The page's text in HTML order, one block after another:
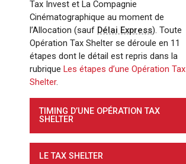
Tax Invest et La Compagnie
Cinématographique au moment de
l’Allocation (sauf Délai Express). Toute
Opération Tax Shelter se déroule en 11
étapes dont le détail est repris dans la
rubrique Les étapes d’une Opération Tax
Shelter.
TIMING D’UNE OPÉRATION TAX
SHELTER
LE TAX SHELTER